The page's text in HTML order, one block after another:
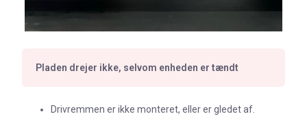
Pladen drejer ikke, selvom enheden er tændt
Drivremmen er ikke monteret, eller er gledet af.